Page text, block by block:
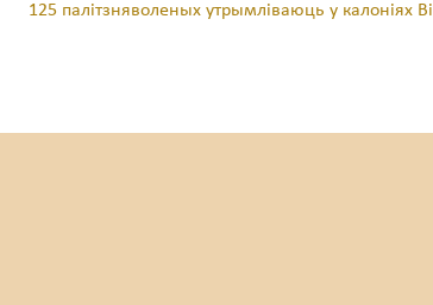
125 палітзняволеных утрымліваюць у калоніях